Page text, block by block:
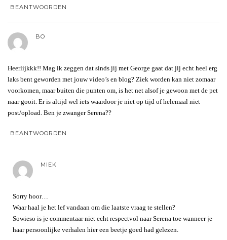
BEANTWOORDEN
BO
Heerlijkkk!! Mag ik zeggen dat sinds jij met George gaat dat jij echt heel erg
laks bent geworden met jouw video’s en blog? Ziek worden kan niet zomaar
voorkomen, maar buiten die punten om, is het net alsof je gewoon met de pet
naar gooit. Er is altijd wel iets waardoor je niet op tijd of helemaal niet
post/opload. Ben je zwanger Serena??
BEANTWOORDEN
MIEK
Sorry hoor…
Waar haal je het lef vandaan om die laatste vraag te stellen?
Sowieso is je commentaar niet echt respectvol naar Serena toe wanneer je
haar persoonlijke verhalen hier een beetje goed had gelezen.